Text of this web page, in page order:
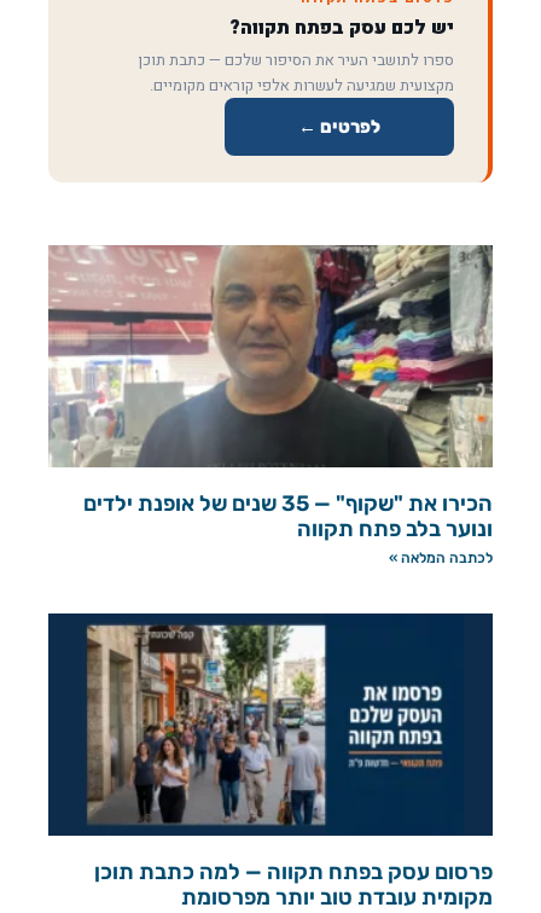
יש לכם עסק בפתח תקווה?
ספרו לתושבי העיר את הסיפור שלכם — כתבת תוכן
מקצועית שמגיעה לעשרות אלפי קוראים מקומיים.
לפרטים ←
הכירו את "שקוף" — 35 שנים של אופנת ילדים
ונוער בלב פתח תקווה
לכתבה המלאה »
פרסום עסק בפתח תקווה — למה כתבת תוכן
מקומית עובדת טוב יותר מפרסומת